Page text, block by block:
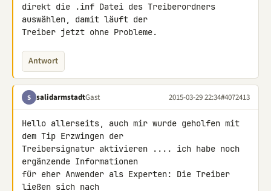
direkt die .inf Datei des Treiberordners
auswählen, damit läuft der
Treiber jetzt ohne Probleme.
Antwort
S salidarmstadtGast 2015-03-29 22:34#4072413
Hello allerseits, auch mir wurde geholfen mit
dem Tip Erzwingen der
Treibersignatur aktivieren .... ich habe noch
ergänzende Informationen
für eher Anwender als Experten: Die Treiber
ließen sich nach